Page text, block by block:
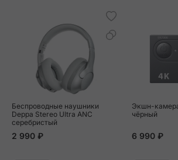
Беспроводные наушники
Deppa Stereo Ultra ANC
серебристый
2 990 ₽
Экшн-
чёрный
6 990 ₽